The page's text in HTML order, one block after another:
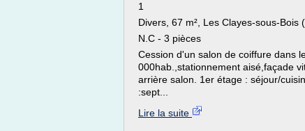
1
Divers, 67 m², Les Clayes-sous-Bois
N.C - 3 pièces
Cession d'un salon de coiffure dans
000hab.,stationnement aisé,façade
arrière salon. 1er étage : séjour/
:sept...
Lire la suite